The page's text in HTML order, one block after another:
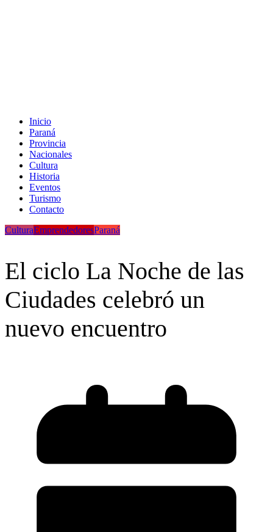
Inicio
Paraná
Provincia
Nacionales
Cultura
Historia
Eventos
Turismo
Contacto
CulturaEmprendedoresParaná
El ciclo La Noche de las
Ciudades celebró un
nuevo encuentro